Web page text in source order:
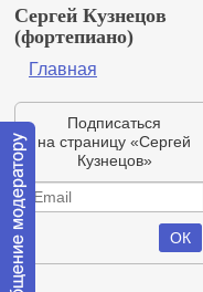
Сергей Кузнецов
(фортепиано)
Главная
Подписаться
на страницу «Сергей
Кузнецов»